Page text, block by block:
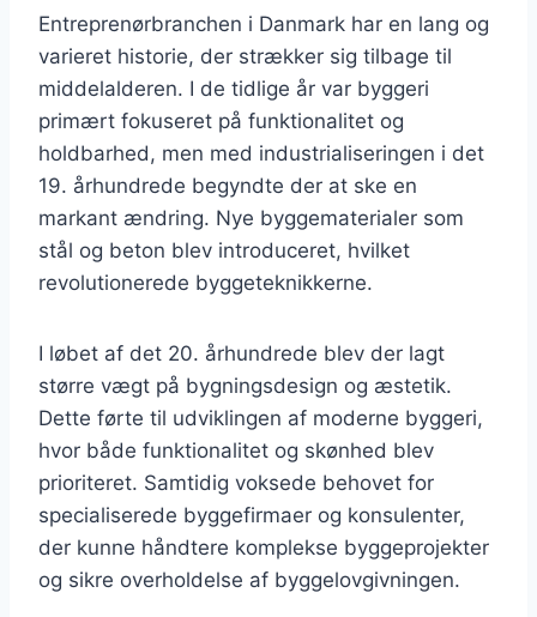
Entreprenørbranchen i Danmark har en lang og
varieret historie, der strækker sig tilbage til
middelalderen. I de tidlige år var byggeri
primært fokuseret på funktionalitet og
holdbarhed, men med industrialiseringen i det
19. århundrede begyndte der at ske en
markant ændring. Nye byggematerialer som
stål og beton blev introduceret, hvilket
revolutionerede byggeteknikkerne.
I løbet af det 20. århundrede blev der lagt
større vægt på bygningsdesign og æstetik.
Dette førte til udviklingen af moderne byggeri,
hvor både funktionalitet og skønhed blev
prioriteret. Samtidig voksede behovet for
specialiserede byggefirmaer og konsulenter,
der kunne håndtere komplekse byggeprojekter
og sikre overholdelse af byggelovgivningen.